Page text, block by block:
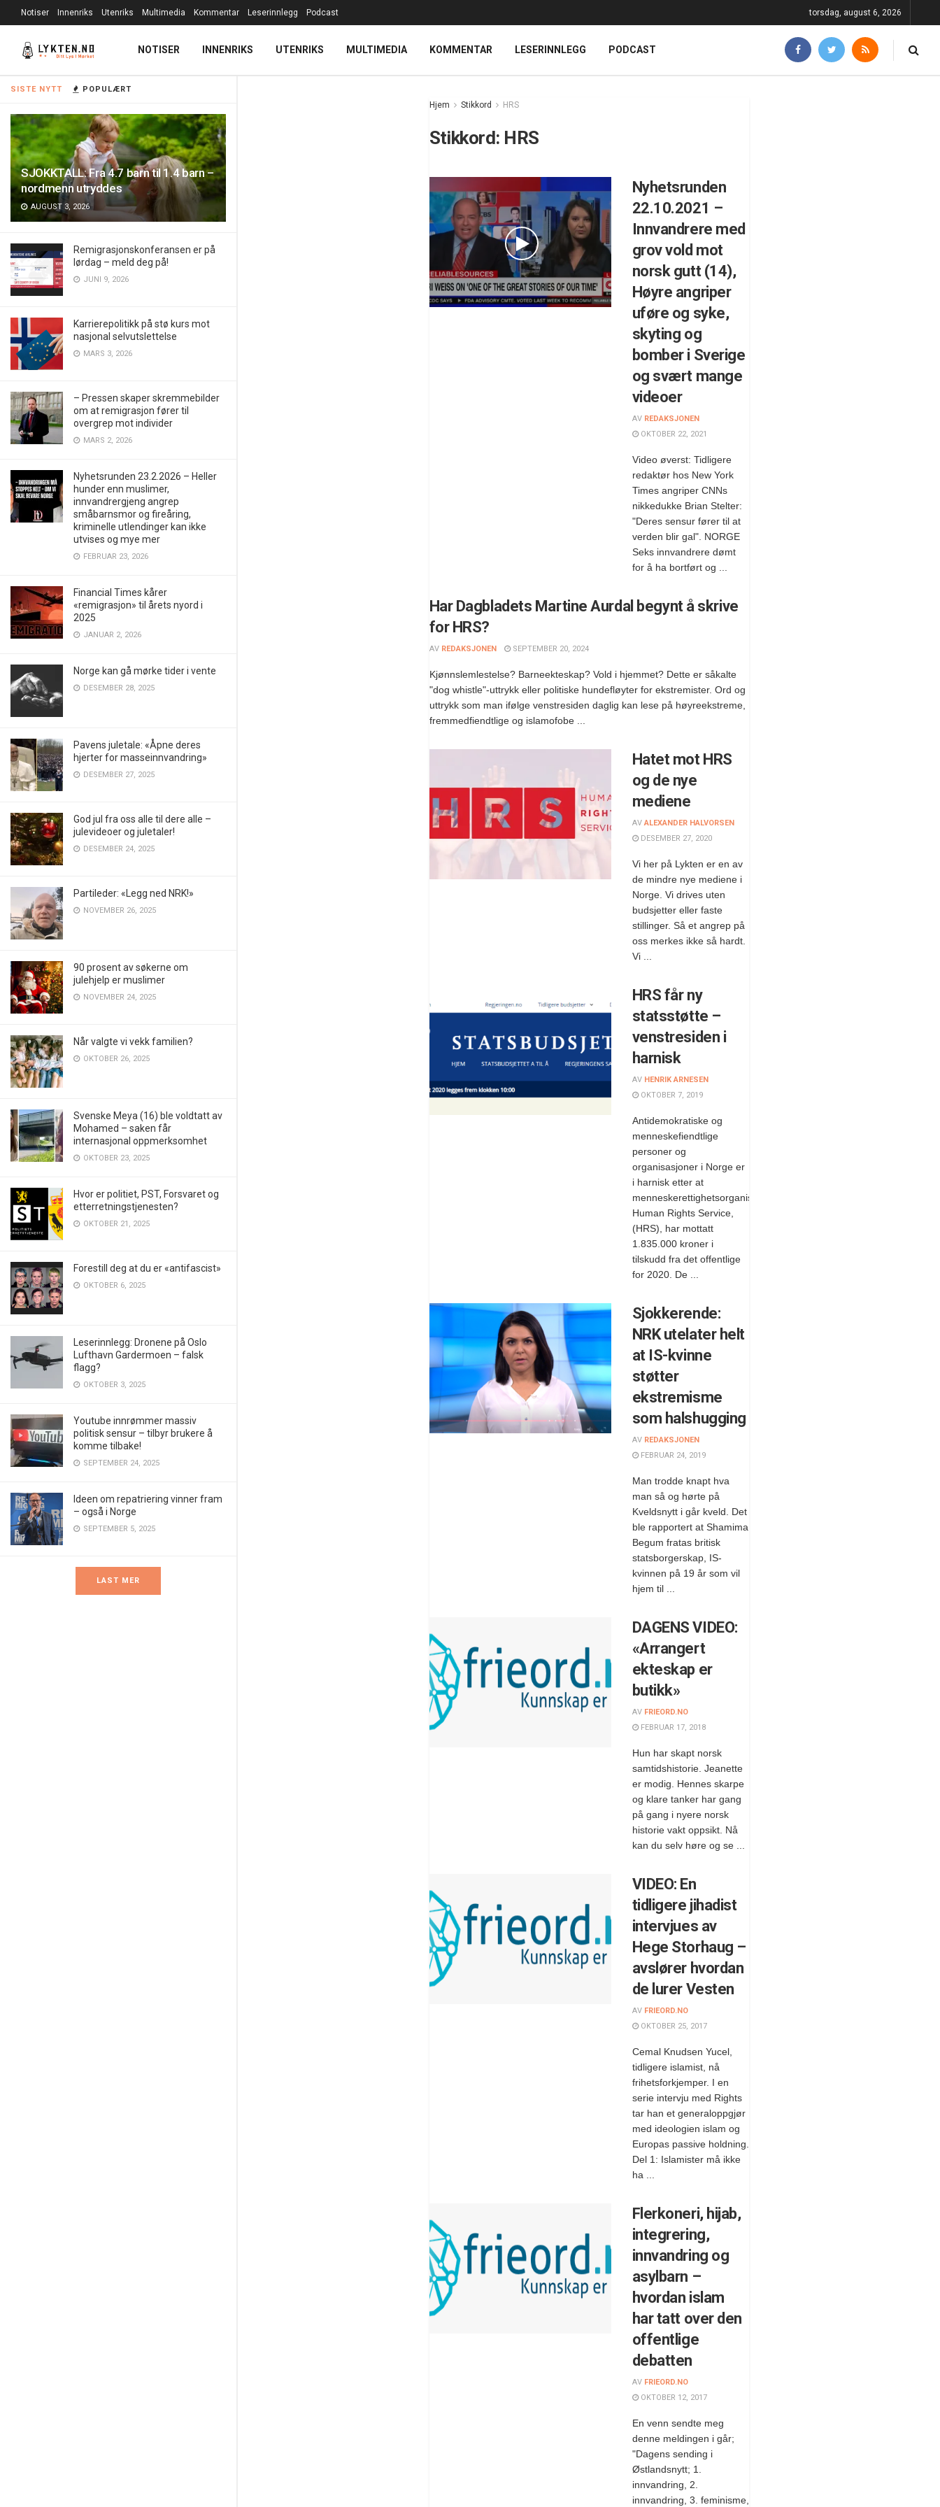
SISTE NYTT POPULÆRT
SJOKKTALL: Fra 4.7 barn til 1.4 barn –
nordmenn utryddes
AUGUST 3, 2026
Remigrasjonskonferansen er på
lørdag – meld deg på!
JUNI 9, 2026
Karrierepolitikk på stø kurs mot
nasjonal selvutslettelse
MARS 3, 2026
– Pressen skaper skremmebilder
om at remigrasjon fører til
overgrep mot individer
MARS 2, 2026
Nyhetsrunden 23.2.2026 – Heller
hunder enn muslimer,
innvandrergjeng angrep
småbarnsmor og fireåring,
kriminelle utlendinger kan ikke
utvises og mye mer
FEBRUAR 23, 2026
Financial Times kårer
«remigrasjon» til årets nyord i
2025
JANUAR 2, 2026
Norge kan gå mørke tider i vente
DESEMBER 28, 2025
Pavens juletale: «Åpne deres
hjerter for masseinnvandring»
DESEMBER 27, 2025
God jul fra oss alle til dere alle –
julevideoer og juletaler!
DESEMBER 24, 2025
Partileder: «Legg ned NRK!»
NOVEMBER 26, 2025
90 prosent av søkerne om
julehjelp er muslimer
NOVEMBER 24, 2025
Når valgte vi vekk familien?
OKTOBER 26, 2025
Svenske Meya (16) ble voldtatt av
Mohamed – saken får
internasjonal oppmerksomhet
OKTOBER 23, 2025
Hvor er politiet, PST, Forsvaret og
etterretningstjenesten?
OKTOBER 21, 2025
Forestill deg at du er «antifascist»
OKTOBER 6, 2025
Leserinnlegg: Dronene på Oslo
Lufthavn Gardermoen – falsk
flagg?
OKTOBER 3, 2025
Youtube innrømmer massiv
politisk sensur – tilbyr brukere å
komme tilbake!
SEPTEMBER 24, 2025
Ideen om repatriering vinner fram
– også i Norge
SEPTEMBER 5, 2025
LAST MER
Notiser Innenriks Utenriks Multimedia Kommentar Leserinnlegg Podcast torsdag, august 6, 2026
NOTISER INNENRIKS UTENRIKS MULTIMEDIA KOMMENTAR LESERINNLEGG PODCAST
Hjem Stikkord HRS
Stikkord: HRS
Nyhetsrunden
22.10.2021 –
Innvandrere med
grov vold mot
norsk gutt (14),
Høyre angriper
uføre og syke,
skyting og
bomber i Sverige
og svært mange
videoer
AV REDAKSJONEN
OKTOBER 22, 2021
Video øverst: Tidligere
redaktør hos New York
Times angriper CNNs
nikkedukke Brian Stelter:
"Deres sensur fører til at
verden blir gal". NORGE
Seks innvandrere dømt
for å ha bortført og ...
Har Dagbladets Martine Aurdal begynt å skrive
for HRS?
AV REDAKSJONEN SEPTEMBER 20, 2024
Kjønnslemlestelse? Barneekteskap? Vold i hjemmet? Dette er såkalte
"dog whistle"-uttrykk eller politiske hundefløyter for ekstremister. Ord og
uttrykk som man ifølge venstresiden daglig kan lese på høyreekstreme,
fremmedfiendtlige og islamofobe ...
Hatet mot HRS
og de nye
mediene
AV ALEXANDER HALVORSEN
DESEMBER 27, 2020
Vi her på Lykten er en av
de mindre nye mediene i
Norge. Vi drives uten
budsjetter eller faste
stillinger. Så et angrep på
oss merkes ikke så hardt.
Vi ...
HRS får ny
statsstøtte –
venstresiden i
harnisk
AV HENRIK ARNESEN
OKTOBER 7, 2019
Antidemokratiske og
menneskefiendtlige
personer og
organisasjoner i Norge er
i harnisk etter at
menneskerettighetsorganisasjonen
Human Rights Service,
(HRS), har mottatt
1.835.000 kroner i
tilskudd fra det offentlige
for 2020. De ...
Sjokkerende:
NRK utelater helt
at IS-kvinne
støtter
ekstremisme
som halshugging
AV REDAKSJONEN
FEBRUAR 24, 2019
Man trodde knapt hva
man så og hørte på
Kveldsnytt i går kveld. Det
ble rapportert at Shamima
Begum fratas britisk
statsborgerskap, IS-
kvinnen på 19 år som vil
hjem til ...
DAGENS VIDEO:
«Arrangert
ekteskap er
butikk»
AV FRIEORD.NO
FEBRUAR 17, 2018
Hun har skapt norsk
samtidshistorie. Jeanette
er modig. Hennes skarpe
og klare tanker har gang
på gang i nyere norsk
historie vakt oppsikt. Nå
kan du selv høre og se ...
VIDEO: En
tidligere jihadist
intervjues av
Hege Storhaug –
avslører hvordan
de lurer Vesten
AV FRIEORD.NO
OKTOBER 25, 2017
Cemal Knudsen Yucel,
tidligere islamist, nå
frihetsforkjemper. I en
serie intervju med Rights
tar han et generaloppgjør
med ideologien islam og
Europas passive holdning.
Del 1: Islamister må ikke
ha ...
Flerkoneri, hijab,
integrering,
innvandring og
asylbarn –
hvordan islam
har tatt over den
offentlige
debatten
AV FRIEORD.NO
OKTOBER 12, 2017
En venn sendte meg
denne meldingen i går;
"Dagens sending i
Østlandsnytt; 1.
innvandring, 2.
innvandring, 3. feminisme,